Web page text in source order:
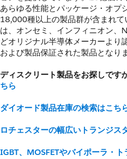
あらゆる性能とパッケージ・オプ
18,000種以上の製品群が含まれ
は、オンセミ、インフィニオン、
どオリジナル半導体メーカーより
および製品保証された製品となりま
ディスクリート製品をお探しです
ちら
ダイオード製品在庫の検索はこち
ロチェスターの幅広いトランジス
IGBT、MOSFETやバイポーラ・